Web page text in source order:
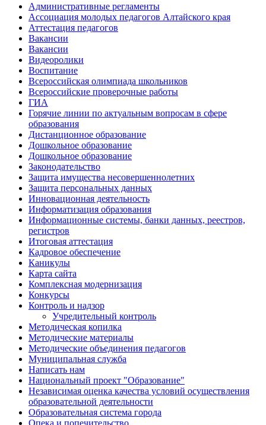
Административные регламенты
Ассоциация молодых педагогов Алтайского края
Аттестация педагогов
Вакансии
Вакансии
Видеоролики
Воспитание
Всероссийская олимпиада школьников
Всероссийские проверочные работы
ГИА
Горячие линии по актуальным вопросам в сфере
образования
Дистанционное образование
Дошкольное образование
Дошкольное образование
Законодательство
Защита имущества несовершеннолетних
Защита персональных данных
Инновационная деятельность
Информатизация образования
Информационные системы, банки данных, реестров,
регистров
Итоговая аттестация
Кадровое обеспечение
Каникулы
Карта сайта
Комплексная модернизация
Конкурсы
Контроль и надзор
Учредительный контроль
Методическая копилка
Методические материалы
Методические объединения педагогов
Муниципальная служба
Написать нам
Национальный проект "Образование"
Независимая оценка качества условий осуществления
образовательной деятельности
Образовательная система города
Опека и попечительство